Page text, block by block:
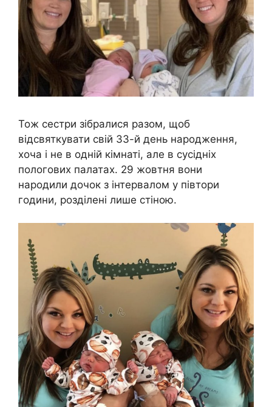
Тож сестри зібралися разом, щоб
відсвяткувати свій 33-й день народження,
хоча і не в одній кімнаті, але в сусідніх
пологових палатах. 29 жовтня вони
народили дочок з інтервалом у півтори
години, розділені лише стіною.